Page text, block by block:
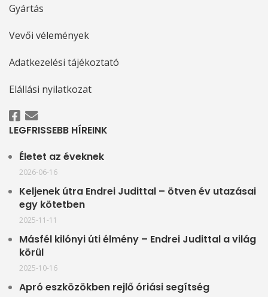
Gyártás
Vevői vélemények
Adatkezelési tájékoztató
Elállási nyilatkozat
LEGFRISSEBB HÍREINK
Életet az éveknek
2026-06-16
Keljenek útra Endrei Judittal – ötven év utazásai
egy kötetben
2025-11-11
Másfél kilónyi úti élmény – Endrei Judittal a világ
körül
2025-10-16
Apró eszközökben rejlő óriási segítség